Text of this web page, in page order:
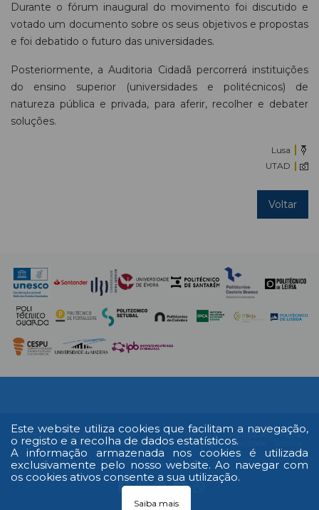
Este website utiliza cookies que facilitam a navegação,
o registo e a recolha de dados estatísticos.
A informação armazenada nos cookies é utilizada
exclusivamente pelo nosso website. Ao navegar com
os cookies ativos consente a sua utilização.
Saiba mais
Durante o fórum inaugural do movimento foi discutido e
votado um documento sobre os seus objetivos e propostas
e foi debatido o futuro das universidades.
Posteriormente, a Auditoria Cidadã percorrerá instituições
do ensino superior (universidades e politécnicos) de
natureza pública e privada, para aferir, recolher e debater
soluções.
Lusa
UTAD
Voltar
Multimédia
Edição
Impressa
Livro de
reclamações
RAL
Termos e
Condições
Política de
Privacidade
Ficha